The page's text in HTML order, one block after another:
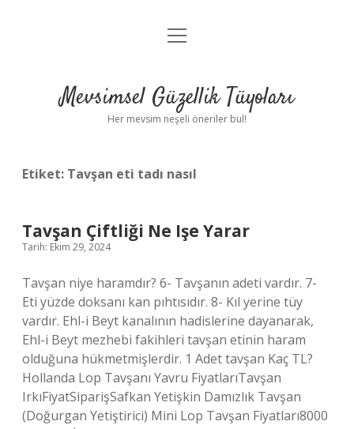
Anasayfa
Yasal Uyarı
menüyü
Mevsimsel Güzellik Tüyoları
Her mevsim neşeli öneriler bul!
Etiket: Tavşan eti tadı nasıl
Tavşan Çiftliği Ne Işe Yarar
Tarih: Ekim 29, 2024
Tavşan niye haramdır? 6- Tavşanın adeti vardır. 7-
Eti yüzde doksanı kan pıhtısıdır. 8- Kıl yerine tüy
vardır. Ehl-i Beyt kanalının hadislerine dayanarak,
Ehl-i Beyt mezhebi fakihleri ​​tavşan etinin haram
olduğuna hükmetmişlerdir. 1 Adet tavşan Kaç TL?
Hollanda Lop Tavşanı Yavru FiyatlarıTavşan
IrkıFiyatSiparişSafkan Yetişkin Damızlık Tavşan
(Doğurgan Yetiştirici) Mini Lop Tavşan Fiyatları8000